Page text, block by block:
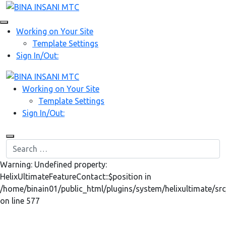
Working on Your Site
Template Settings
Sign In/Out:
Working on Your Site
Template Settings
Sign In/Out:
Warning: Undefined property:
HelixUltimateFeatureContact::$position in
/home/binain01/public_html/plugins/system/helixultimate/
on line 577